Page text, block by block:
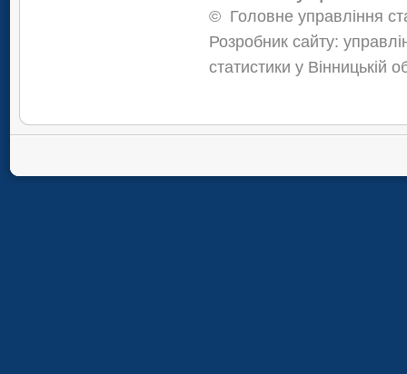
© Головне управління
Розробник сайту:
статистики у Вінницькій